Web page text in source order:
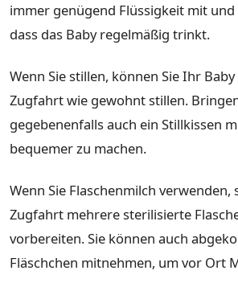
immer genügend Flüssigkeit mit und
dass das Baby regelmäßig trinkt.
Wenn Sie stillen, können Sie Ihr
Zugfahrt wie gewohnt stillen.
gegebenenfalls auch ein Stillkissen
bequemer zu machen.
Wenn Sie Flaschenmilch verwenden,
Zugfahrt mehrere sterilisierte
vorbereiten. Sie können auch
Fläschchen mitnehmen, um vor Ort